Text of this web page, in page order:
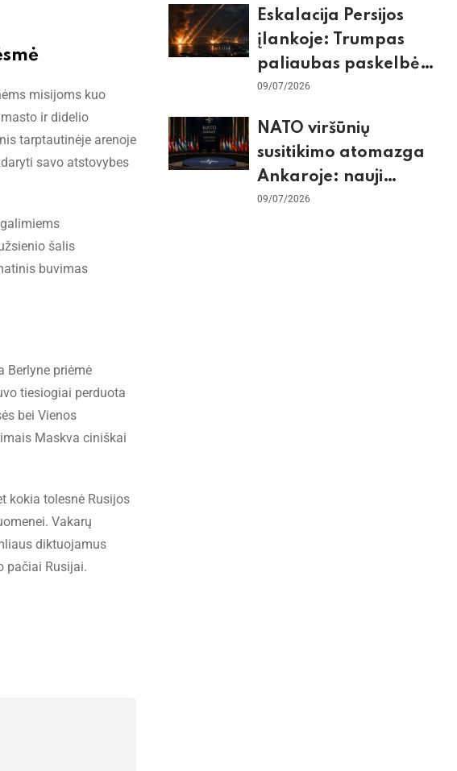
misijoms kuo
ir didelio
tarptautinėje arenoje
savo atstovybes
šalis
buvimas
Berlyne priėmė
tiesiogiai perduota
bei Vienos
Maskva ciniškai
kokia tolesnė Rusijos
Vakarų
diktuojamus
pačiai Rusijai.
žiemos krizės grėsmė
Eskalacija Persijos
įlankoje: Trumpas
paliaubas paskelbė
baigtomis, JAV
taikinių Irane
09/07/2026
NATO viršūnių
susitikimo atomazga
Ankaroje: nauji
įsipareigojimai
09/07/2026